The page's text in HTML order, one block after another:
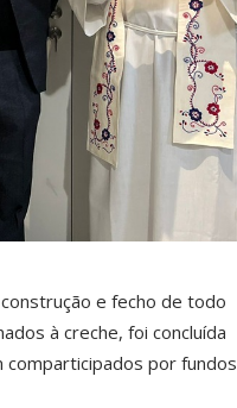
e fecho de todo
à creche, foi concluída
por fundos